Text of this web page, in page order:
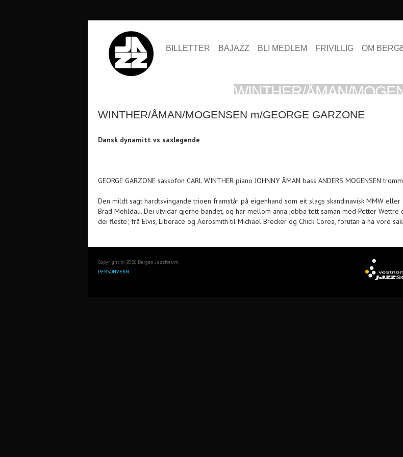
BILLETTER BAJAZZ BLI MEDLEM FRIVILLIG OM
WINTHER/ÅMAN/
WINTHER/ÅMAN/MOGENSEN m/GEORGE GARZONE
Dansk dynamitt vs saxlegende
GEORGE GARZONE saksofon CARL WINTHER piano JOHNNY ÅMAN bass ANDERS MOGENSEN
Den mildt sagt hardtsvingande trioen framstår på eigenhand som eit slags skandinavisk MMW
Brad Mehldau. Dei utvidar gjerne bandet, og har mellom anna jobba tett saman med Petter
dei fleste; frå Elvis, Liberace og Aerosmith til Michael Brecker og Chick Corea, forutan å ha vore
Copyright © 2026 Bergen Jazzforum.
PERSONVERN